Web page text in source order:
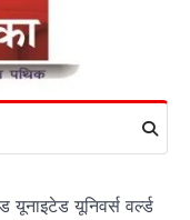
यूनाइटेड यूनिवर्स वर्ल्ड